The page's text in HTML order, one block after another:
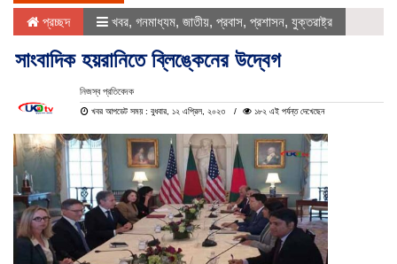
প্রচ্ছদ খবর, গনমাধ্যম, জাতীয়, প্রবাস, প্রশাসন, যুক্তরাষ্ট্র
সাংবাদিক হয়রানিতে ব্লিঙ্কেনের উদ্বেগ
নিজস্ব প্রতিবেদক
খবর আপডেট সময় : বুধবার, ১২ এপ্রিল, ২০২৩ ১৮২ এই পর্যন্ত দেখেছেন